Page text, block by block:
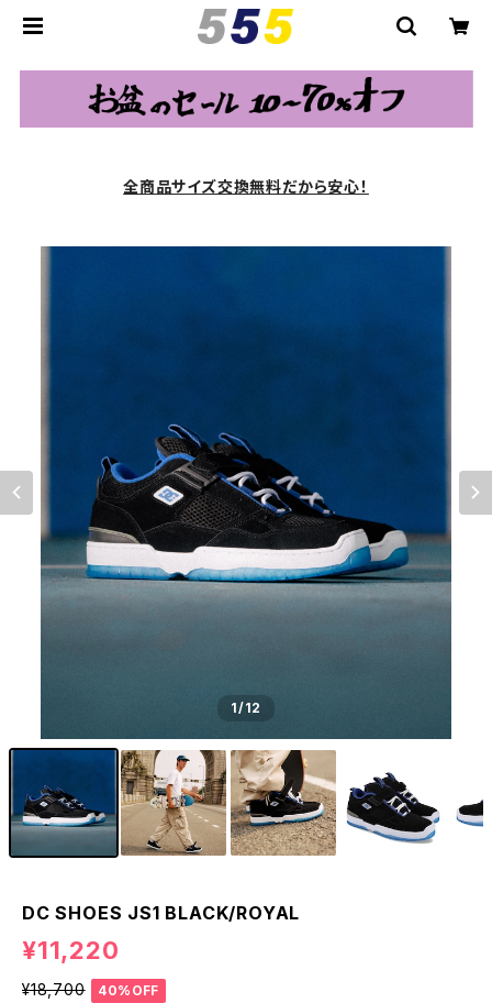
全商品サイズ交換無料だから安心！
1/12
DC SHOES JS1 BLACK/ROYAL
¥11,220
¥18,700
40%OFF